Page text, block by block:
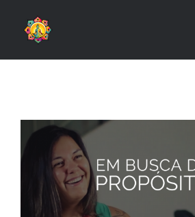
EM BUSCA DO
DE VÍDEOS